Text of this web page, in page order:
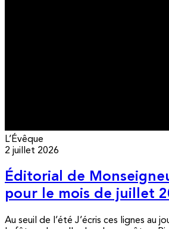
L’Évêque
2 juillet 2026
Éditorial de
pour le mois de juillet
Au seuil de l’été J’écris ces lignes au